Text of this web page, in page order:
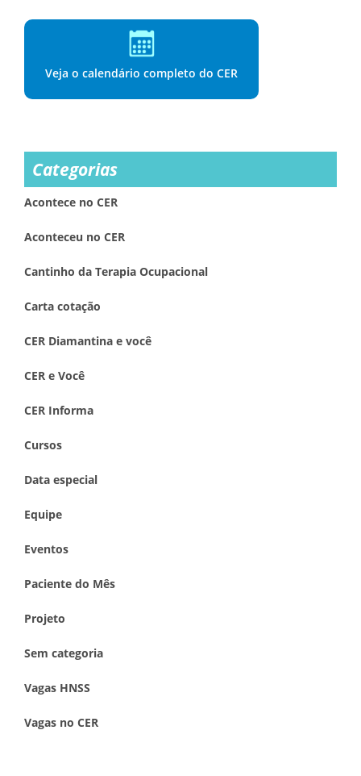
Veja o calendário completo do CER
Categorias
Acontece no CER
Aconteceu no CER
Cantinho da Terapia Ocupacional
Carta cotação
CER Diamantina e você
CER e Você
CER Informa
Cursos
Data especial
Equipe
Eventos
Paciente do Mês
Projeto
Sem categoria
Vagas HNSS
Vagas no CER